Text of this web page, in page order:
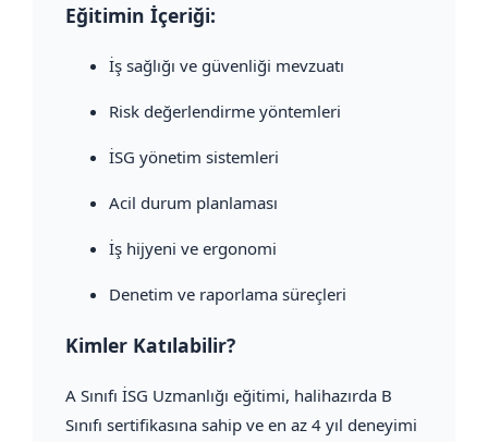
Eğitimin İçeriği:
İş sağlığı ve güvenliği mevzuatı
Risk değerlendirme yöntemleri
İSG yönetim sistemleri
Acil durum planlaması
İş hijyeni ve ergonomi
Denetim ve raporlama süreçleri
Kimler Katılabilir?
A Sınıfı İSG Uzmanlığı eğitimi, halihazırda B
Sınıfı sertifikasına sahip ve en az 4 yıl deneyimi